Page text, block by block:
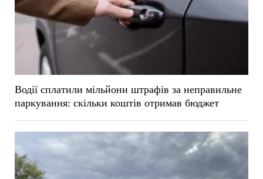
Водії сплатили мільйони штрафів за неправильне
паркування: скільки коштів отримав бюджет